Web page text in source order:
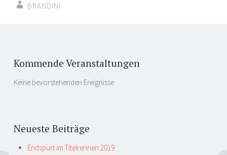
BRANDINI
Artikel-
Navigation
Kommende Veranstaltungen
Keine bevorstehenden Ereignisse
Neueste Beiträge
Endspurt im Titelrennen 2019